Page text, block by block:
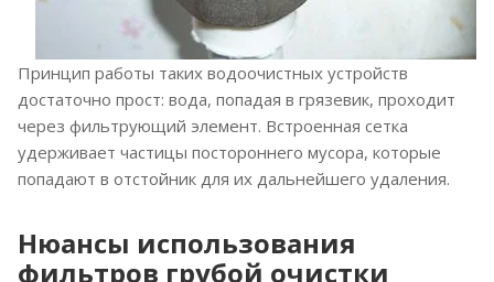
Принцип работы таких водоочистных устройств
достаточно прост: вода, попадая в грязевик, проходит
через фильтрующий элемент. Встроенная сетка
удерживает частицы постороннего мусора, которые
попадают в отстойник для их дальнейшего удаления.
Нюансы использования
фильтров грубой очистки